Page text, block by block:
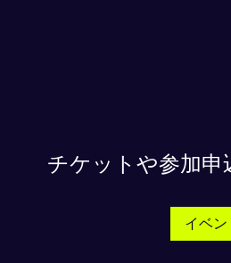
チケットや参加
イベン